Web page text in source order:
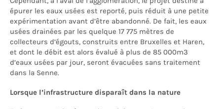
épurer les eaux usées est reporté, puis réduit à une petite
expérimentation avant d’être abandonné. De fait, les eaux
usées drainées par les quelque 17 775 mètres de
collecteurs d’égouts, construits entre Bruxelles et Haren,
et dont le débit est alors évalué à plus de 85 000m3
d’eaux usées par jour, seront évacuées sans traitement
dans la Senne.
Lorsque l’infrastructure disparaît dans la nature